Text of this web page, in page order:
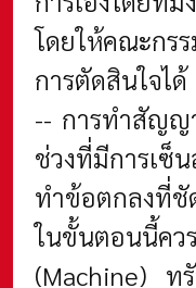
โดยให้คณะกร
การตัดสินใจได้
-- การทำสัญญ
ช่วงที่มีการเซ็
ทำข้อตกลงที่ชั
ในขั้นตอนนี้คว
(Machine) ท